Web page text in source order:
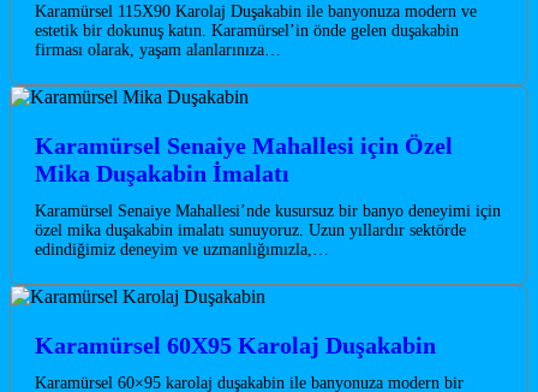
Karamürsel 115X90 Karolaj Duşakabin ile banyonuza modern ve
estetik bir dokunuş katın. Karamürsel’in önde gelen duşakabin
firması olarak, yaşam alanlarınıza…
Karamürsel Senaiye Mahallesi için Özel
Mika Duşakabin İmalatı
Karamürsel Senaiye Mahallesi’nde kusursuz bir banyo deneyimi için
özel mika duşakabin imalatı sunuyoruz. Uzun yıllardır sektörde
edindiğimiz deneyim ve uzmanlığımızla,…
Karamürsel 60X95 Karolaj Duşakabin
Karamürsel 60×95 karolaj duşakabin ile banyonuza modern bir